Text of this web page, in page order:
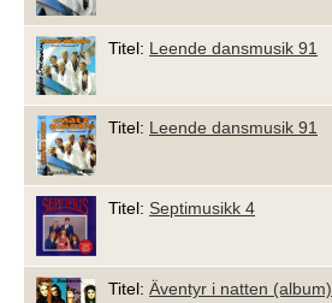
Titel: Leende dansmusik 91
Titel: Leende dansmusik 91
Titel: Septimusikk 4
Titel: Äventyr i natten (album)